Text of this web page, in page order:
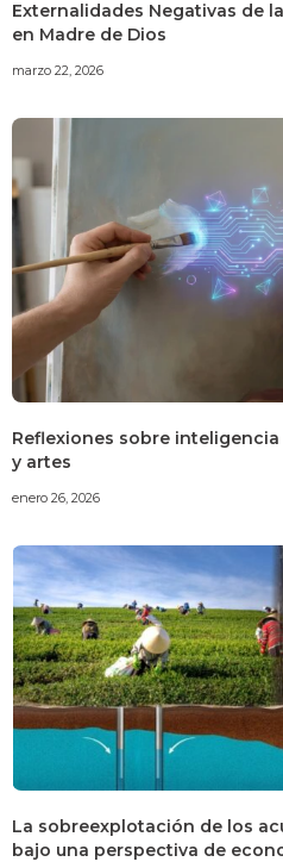
Externalidades Negativas de
en Madre de Dios
marzo 22, 2026
Reflexiones sobre
y artes
enero 26, 2026
La sobreexplotación de los
bajo una perspectiva de